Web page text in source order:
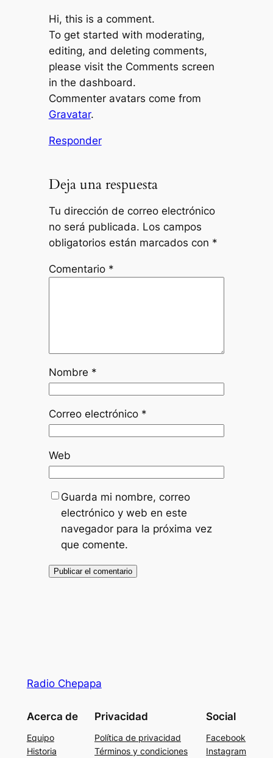
Hi, this is a comment.
To get started with moderating,
editing, and deleting comments,
please visit the Comments screen
in the dashboard.
Commenter avatars come from
Gravatar.
Responder
Deja una respuesta
Tu dirección de correo electrónico
no será publicada. Los campos
obligatorios están marcados con *
Comentario *
Nombre *
Correo electrónico *
Web
Guarda mi nombre, correo
electrónico y web en este
navegador para la próxima vez
que comente.
Radio Chepapa
Acerca de
Equipo
Historia
Privacidad
Política de privacidad
Términos y condiciones
Social
Facebook
Instagram